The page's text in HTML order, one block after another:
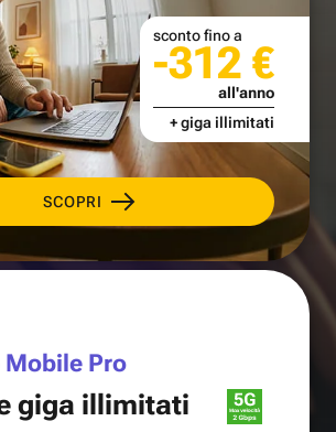
SCOPRI
sconto fino a
-312 €
all'anno
+ giga illimitati
Pro
giga illimitati